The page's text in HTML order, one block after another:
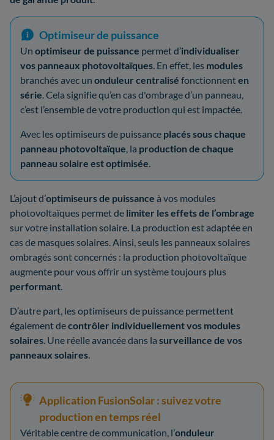
Optimiseur de puissance
Un optimiseur de puissance permet d’individualiser
vos panneaux photovoltaïques . En effet, les modules
branchés avec un onduleur centralisé fonctionnenten
série . Cela signifie qu’en cas d'ombrage d’un panneau,
c’est l’ensemble de votre production qui est impactée.
Avec les optimiseurs de puissance placés sous chaque
panneau photovoltaïque , la production de chaque
panneau solaire est optimisée
L’ajout d’optimiseurs de puissance à vos modules
photovoltaïques permet de limiter les effets de l’ombrage
sur votre installation solaire. La production est adaptée en
cas de masques solaires. Ainsi, seuls les panneaux solaires
ombragés sont concernés : la production photovoltaïque
augmente pour vous offrir un système toujours plus
performant
D’autre part, les optimiseurs de puissance permettent
également decontrôler individuellement vos modules
solaires . Une réelle avancée dans la surveillance de vos
panneaux solaires
Application FusionSolar : suivez votre
production en temps réel
Véritable centre de communication, l’onduleur